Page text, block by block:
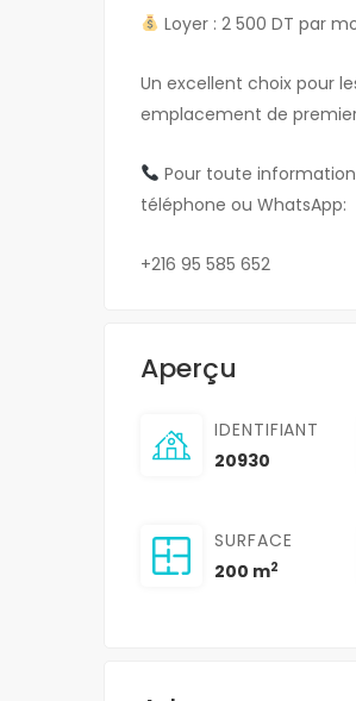
Loyer : 2 500 DT par
Un excellent choix pour
emplacement de
Pour toute
téléphone ou WhatsApp:
+216 95 585 652
Aperçu
IDENTIFIANT
20930
SURFACE
200 m2